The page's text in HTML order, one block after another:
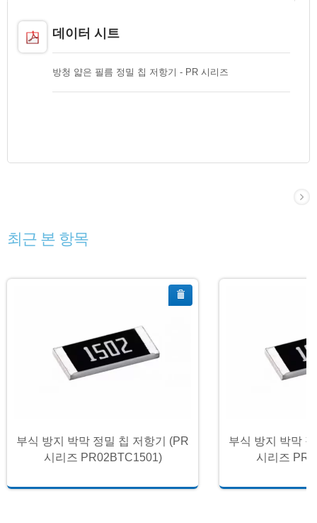
데이터 시트
방청 얇은 필름 정밀 칩 저항기 - PR 시리즈
최근 본 항목
부식 방지 박막 정밀 칩 저항기 (PR
시리즈 PR02BTC1501)
부식 방지 박막
시리즈